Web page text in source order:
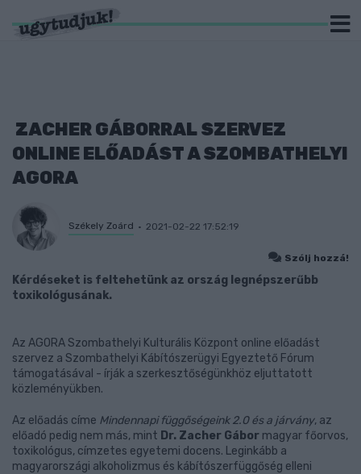
ZACHER GÁBORRAL SZERVEZ
ONLINE ELŐADÁST A SZOMBATHELYI
AGORA
Székely Zoárd 2021-02-22 17:52:19
Szólj hozzá!
Kérdéseket is feltehetünk az ország legnépszerűbb
toxikológusának.
Az AGORA Szombathelyi Kulturális Központ online előadást
szervez a Szombathelyi Kábítószerügyi Egyeztető Fórum
támogatásával - írják a szerkesztőségünkhöz eljuttatott
közleményükben.
Az előadás címe Mindennapi függőségeink 2.0 és a járvány, az
előadó pedig nem más, mint Dr. Zacher Gábor magyar főorvos,
toxikológus, címzetes egyetemi docens. Leginkább a
magyarországi alkoholizmus és kábítószerfüggőség elleni